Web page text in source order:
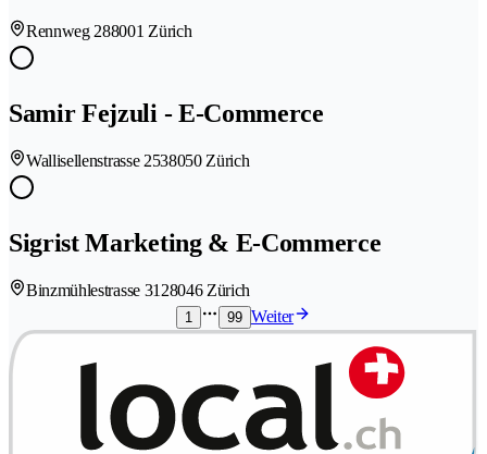
Rennweg 288001 Zürich
Samir Fejzuli - E-Commerce
Wallisellenstrasse 2538050 Zürich
Sigrist Marketing & E-Commerce
Binzmühlestrasse 3128046 Zürich
1 99 Weiter